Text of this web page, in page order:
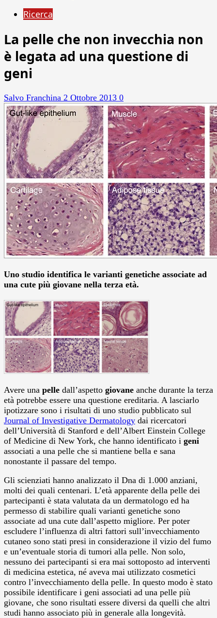
Ricerca
La pelle che non invecchia non
è legata ad una questione di
geni
Salvo Franchina 2 Ottobre 2013 0
Uno studio identifica le varianti genetiche associate ad
una cute più giovane nella terza età.
Avere una pelle dall’aspetto giovane anche durante la terza
età potrebbe essere una questione ereditaria. A lasciarlo
ipotizzare sono i risultati di uno studio pubblicato sul
Journal of Investigative Dermatology dai ricercatori
dell’Università di Stanford e dell’Albert Einstein College
of Medicine di New York, che hanno identificato i geni
associati a una pelle che si mantiene bella e sana
nonostante il passare del tempo.
Gli scienziati hanno analizzato il Dna di 1.000 anziani,
molti dei quali centenari. L’età apparente della pelle dei
partecipanti è stata valutata da un dermatologo ed ha
permesso di stabilire quali varianti genetiche sono
associate ad una cute dall’aspetto migliore. Per poter
escludere l’influenza di altri fattori sull’invecchiamento
cutaneo sono stati presi in considerazione il vizio del fumo
e un’eventuale storia di tumori alla pelle. Non solo,
nessuno dei partecipanti si era mai sottoposto ad interventi
di medicina estetica, né aveva mai utilizzato cosmetici
contro l’invecchiamento della pelle. In questo modo è stato
possibile identificare i geni associati ad una pelle più
giovane, che sono risultati essere diversi da quelli che altri
studi hanno associato più in generale alla longevità.